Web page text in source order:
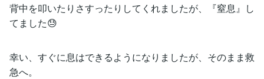
背中を叩いたりさすったりしてくれましたが、『窒息』し
てました😓
幸い、すぐに息はできるようになりましたが、そのまま救
急へ。